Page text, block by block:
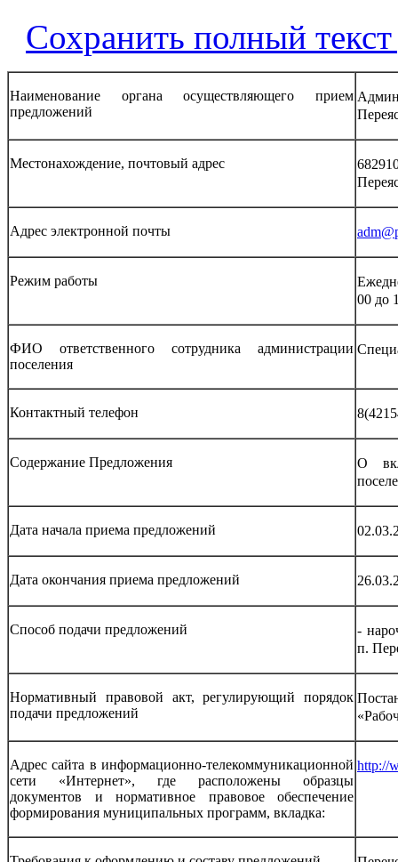
Сохранить полный
Наименование органа осуществляющего прием
предложений
Местонахождение, почтовый адрес
Адрес электронной почты
Режим работы
00 до
ФИО ответственного сотрудника администрации
поселения
Контактный телефон
Содержание Предложения
О
Дата начала приема предложений
Дата окончания приема предложений
Способ подачи предложений
-
п.
Нормативный правовой акт, регулирующий порядок
подачи предложений
Адрес сайта в информационно-телекоммуникационной
сети «Интернет», где расположены образцы
документов и нормативное правовое обеспечение
формирования муниципальных программ, вкладка:
http://